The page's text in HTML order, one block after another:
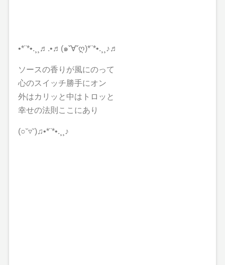
•*¨*•.¸¸♬.•♬(๑ˇ∀ˇღ)*¨*•.¸¸♪♬
ソースの香りが風にのって
心のスイッチ勝手にオン
外はカリッと中はトロッと
幸せの法則ここにあり
(○˘▿˘)♫•*¨*•.¸¸♪